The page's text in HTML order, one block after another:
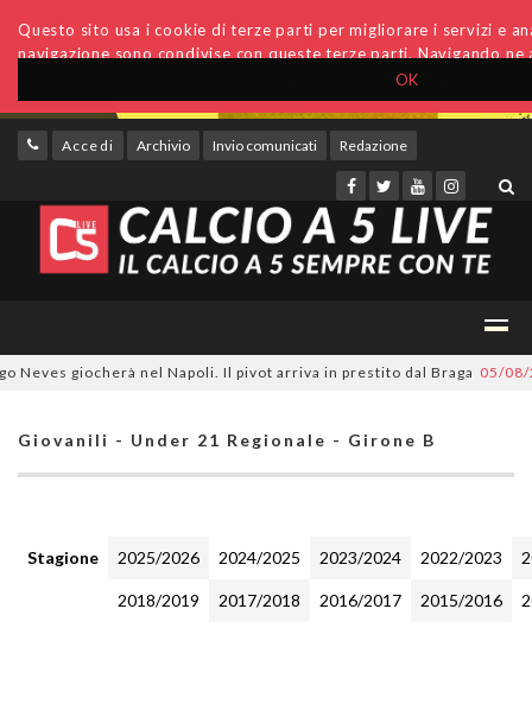
OK
Questo sito usa i cookie di terze parti per migliorare i servizi e
navigazione sono condivise con queste terze parti. Navigando
Accedi Archivio Invio comunicati Redazione
giocherà nel Napoli. Il pivot arriva in prestito dal Braga 05/08/2026
Giovanili - Under 21 Regionale - Girone B
Stagione 2025/2026 2024/2025 2023/2024 2022/2023
2018/2019 2017/2018 2016/2017 2015/2016